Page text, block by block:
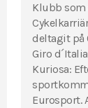
Klubb som
deltagit på
Giro
Kuriosa:
Eurosport.